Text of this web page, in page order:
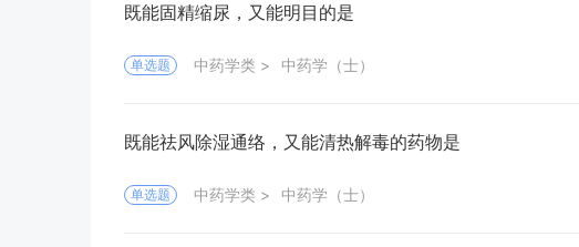
既能固精缩尿，又能明目的是
单选题 中药学类 中药学（士）
既能祛风除湿通络，又能清热解毒的药物是
单选题 中药学类 中药学（士）